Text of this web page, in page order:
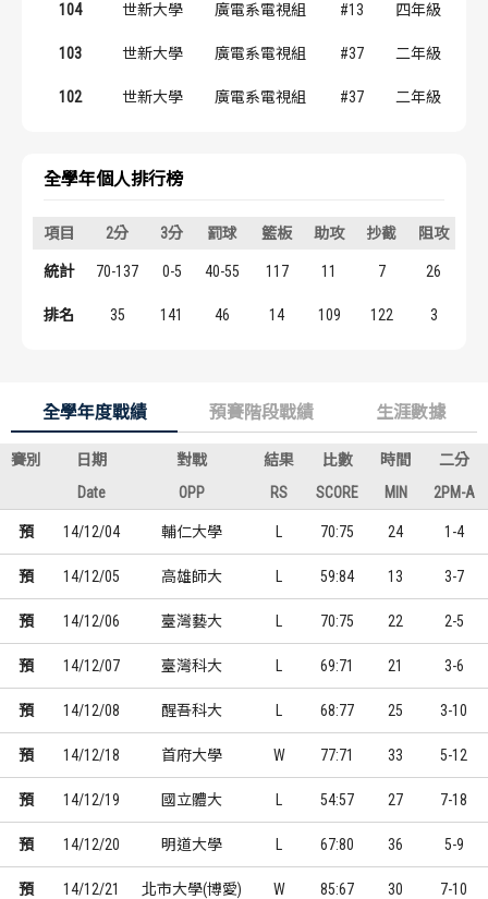
歷屆冠軍
歷屆冠軍
104 世新大學 廣電系電視組 #13 四年級
103 世新大學 廣電系電視組 #37 二年級
102 世新大學 廣電系電視組 #37 二年級
全學年個人排行榜
項目 2分 3分 罰球 籃板 助攻 抄截 阻攻
統計 70-137 0-5 40-55 117 11 7 26
排名 35 141 46 14 109 122 3
全學年度戰績 預賽階段戰績 生涯數據
賽別 日期 對戰 結果 比數 時間
二分
Date
OPP RS SCORE MIN 2PM-A
預 14/12/04 輔仁大學 70:75 24 1-4
預 14/12/05 高雄師大 59:84 13 3-7
預 14/12/06 臺灣藝大 70:75 22 2-5
預 14/12/07 臺灣科大 69:71 21 3-6
預 14/12/08 醒吾科大 68:77 25 3-10
預 14/12/18 首府大學 W 77:71 33 5-12
預 14/12/19 國立體大 54:57 27 7-18
預 14/12/20 明道大學 67:80 36 5-9
預 14/12/21 北市大學(博愛) W 85:67 30 7-10